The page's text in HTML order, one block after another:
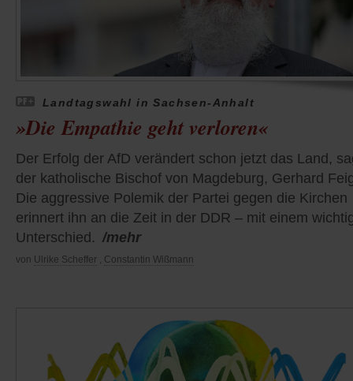
Landtagswahl in Sachsen-Anhalt
»Die Empathie geht verloren«
Der Erfolg der AfD verändert schon jetzt das Land,
der katholische Bischof von Magdeburg, Gerhard
Die aggressive Polemik der Partei gegen die Kirchen
erinnert ihn an die Zeit in der DDR – mit einem
Unterschied. /mehr
von Ulrike Scheffer Constantin Wißmann